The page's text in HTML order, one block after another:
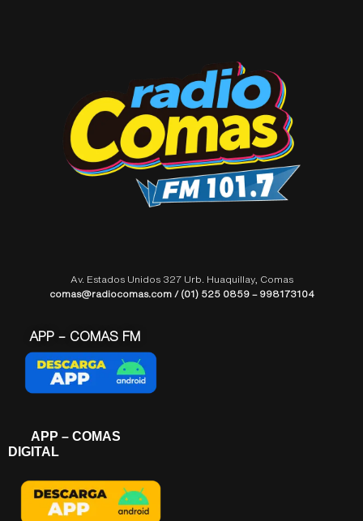
Av. Estados Unidos 327 Urb. Huaquillay, Comas
comas@radiocomas.com / (01) 525 0859 – 998173104
APP – COMAS FM
APP – COMAS
DIGITAL